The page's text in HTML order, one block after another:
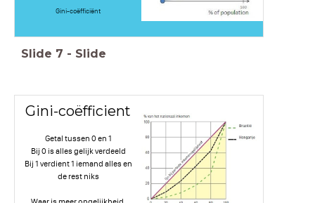
Gini-coëfficiënt
Slide 7 - Slide
Gini-coëfficient
Getal tussen 0 en 1
Bij 0 is alles gelijk verdeeld
Bij 1 verdient 1 iemand alles en
de rest niks